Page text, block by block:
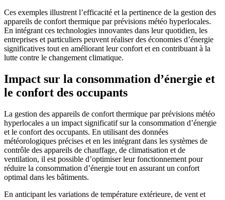
Ces exemples illustrent l’efficacité et la pertinence de la gestion des
appareils de confort thermique par prévisions météo hyperlocales.
En intégrant ces technologies innovantes dans leur quotidien, les
entreprises et particuliers peuvent réaliser des économies d’énergie
significatives tout en améliorant leur confort et en contribuant à la
lutte contre le changement climatique.
Impact sur la consommation d’énergie et
le confort des occupants
La gestion des appareils de confort thermique par prévisions météo
hyperlocales a un impact significatif sur la consommation d’énergie
et le confort des occupants. En utilisant des données
météorologiques précises et en les intégrant dans les systèmes de
contrôle des appareils de chauffage, de climatisation et de
ventilation, il est possible d’optimiser leur fonctionnement pour
réduire la consommation d’énergie tout en assurant un confort
optimal dans les bâtiments.
En anticipant les variations de température extérieure, de vent et